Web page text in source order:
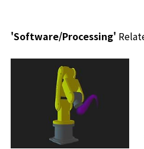
'Software/Processing'